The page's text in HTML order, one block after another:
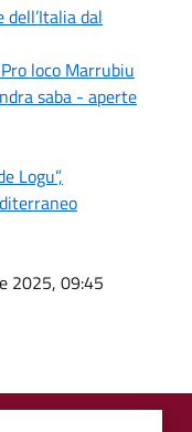
dal
loco Marrubiu
saba - aperte
Logu”,
2025, 09:45